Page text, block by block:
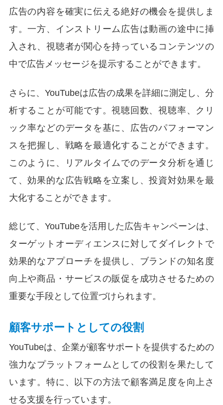
広告の内容を確実に伝える絶好の機会を提供しま
す。一方、インストリーム広告は動画の途中に挿
入され、視聴者が関心を持っているコンテンツの
中で広告メッセージを提示することができます。
さらに、YouTubeは広告の成果を詳細に測定し、分
析することが可能です。視聴回数、視聴率、クリ
ック率などのデータを基に、広告のパフォーマン
スを把握し、戦略を最適化することができます。
このように、リアルタイムでのデータ分析を通じ
て、効果的な広告戦略を立案し、投資対効果を最
大化することができます。
総じて、YouTubeを活用した広告キャンペーンは、
ターゲットオーディエンスに対してダイレクトで
効果的なアプローチを提供し、ブランドの知名度
向上や商品・サービスの販促を成功させるための
重要な手段として位置づけられます。
顧客サポートとしての役割
YouTubeは、企業が顧客サポートを提供するための
強力なプラットフォームとしての役割を果たして
います。特に、以下の方法で顧客満足度を向上さ
せる支援を行っています。